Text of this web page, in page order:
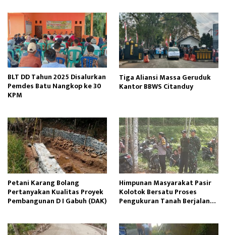
BLT DD Tahun 2025 Disalurkan
Pemdes Batu Nangkop ke 30
KPM
Tiga Aliansi Massa Geruduk
Kantor BBWS Citanduy
Petani Karang Bolang
Pertanyakan Kualitas Proyek
Pembangunan D I Gabuh (DAK)
Himpunan Masyarakat Pasir
Kolotok Bersatu Proses
Pengukuran Tanah Berjalan